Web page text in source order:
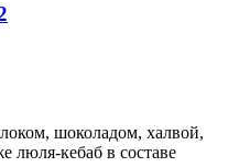
шоколадом, халвой,
люля-кебаб в составе